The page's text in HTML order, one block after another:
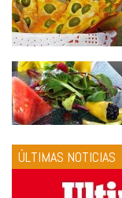
ÚLTIMAS NOTICIAS